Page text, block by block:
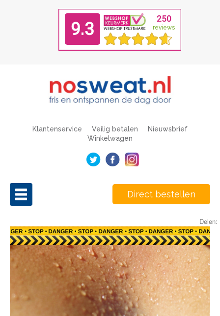
Klantenservice Veilig betalen
Nieuwsbrief
Winkelwagen
Direct bestellen
Delen: